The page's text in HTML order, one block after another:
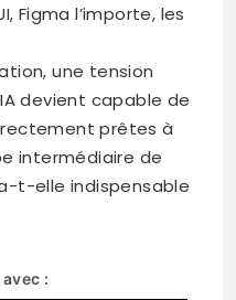
Figma l’importe, les
une tension
devient capable de
prêtes à
intermédiaire de
t-elle indispensable
: